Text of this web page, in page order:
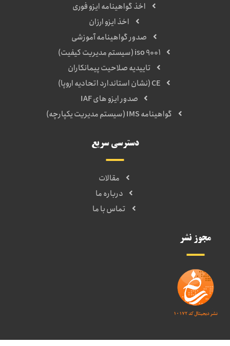
اخذ گواهینامه ایزو فوری
اخذ ایزو ارزان
صدور گواهینامه آموزشی
iso 9001 (سیستم مدیریت کیفیت)
تاییدیه صلاحیت پیمانکاران
CE (نشان استاندارد اتحادیه اروپا)
صدور ایزو های IAF
گواهینامه IMS (سیستم مدیریت یکپارچه)
دسترسی سریع
مقالات
درباره ما
تماس با ما
مجوز نشر